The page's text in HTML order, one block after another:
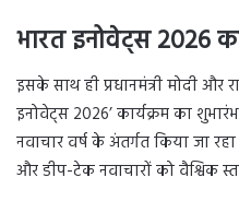
भारत इनोवेट्स 2026
इसके साथ ही प्रधानमंत्री मोदी और
इनोवेट्स 2026’ कार्यक्रम का
नवाचार वर्ष के अंतर्गत किया जा
और डीप-टेक नवाचारों को वैश्विक